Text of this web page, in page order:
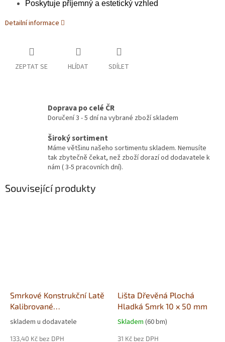
Poskytuje příjemný a estetický vzhled
Detailní informace
ZEPTAT SE HLÍDAT SDÍLET
Doprava po celé ČR
Doručení 3 - 5 dní na vybrané zboží skladem
Široký sortiment
Máme většinu našeho sortimentu skladem. Nemusíte
tak zbytečně čekat, než zboží dorazí od dodavatele k
nám ( 3-5 pracovních dní).
Související produkty
Smrkové Konstrukční Latě
Kalibrované
40x60x4000mm
skladem u dodavatele
133,40 Kč bez DPH
Lišta Dřevěná Plochá
Hladká Smrk 10 x 50 mm
Skladem (60 bm)
31 Kč bez DPH